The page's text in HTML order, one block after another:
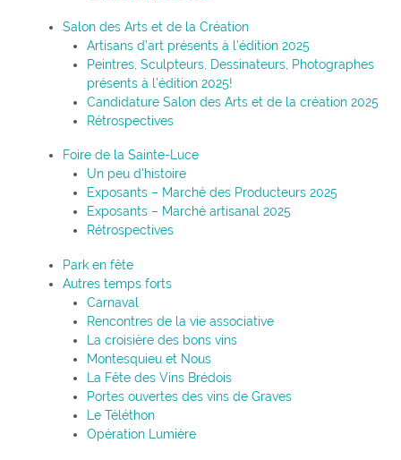
Salon des Arts et de la Création
Artisans d’art présents à l’édition 2025
Peintres, Sculpteurs, Dessinateurs, Photographes
présents à l’édition 2025!
Candidature Salon des Arts et de la création 2025
Rétrospectives
Foire de la Sainte-Luce
Un peu d’histoire
Exposants – Marché des Producteurs 2025
Exposants – Marché artisanal 2025
Rétrospectives
Park en fête
Autres temps forts
Carnaval
Rencontres de la vie associative
La croisière des bons vins
Montesquieu et Nous
La Fête des Vins Brédois
Portes ouvertes des vins de Graves
Le Téléthon
Opération Lumière